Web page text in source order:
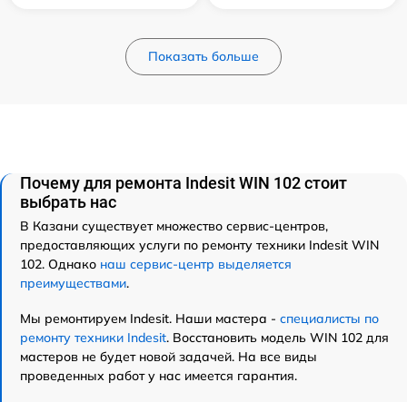
Показать больше
Почему для ремонта Indesit WIN 102 стоит
выбрать нас
В Казани существует множество сервис-центров,
предоставляющих услуги по ремонту техники Indesit WIN
102. Однако наш сервис-центр выделяется
преимуществами.
Мы ремонтируем Indesit. Наши мастера - специалисты по
ремонту техники Indesit. Восстановить модель WIN 102 для
мастеров не будет новой задачей. На все виды
проведенных работ у нас имеется гарантия.